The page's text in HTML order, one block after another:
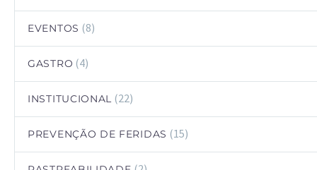
EVENTOS (8)
GASTRO (4)
INSTITUCIONAL (22)
PREVENÇÃO DE FERIDAS (15)